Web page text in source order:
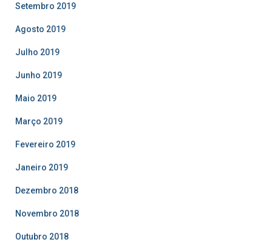
Setembro 2019
Agosto 2019
Julho 2019
Junho 2019
Maio 2019
Março 2019
Fevereiro 2019
Janeiro 2019
Dezembro 2018
Novembro 2018
Outubro 2018